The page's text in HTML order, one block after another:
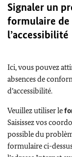
Signaler un
formulaire
l’accessibilité
Ici, vous pouvez
absences de
d’accessibilité.
Veuillez utiliser le
Saisissez vos
possible du
formulaire ci-